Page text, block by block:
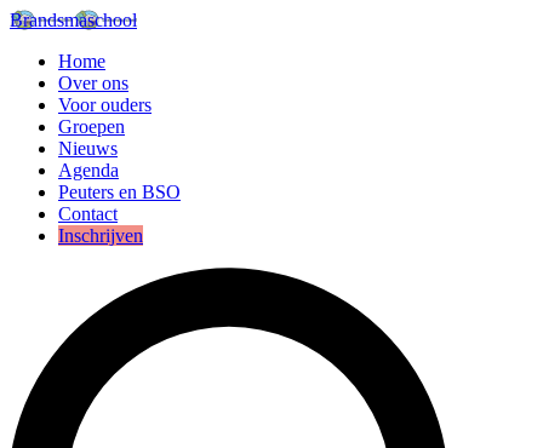
Brandsmaschool
Home
Over ons
Voor ouders
Groepen
Nieuws
Agenda
Peuters en BSO
Contact
Inschrijven